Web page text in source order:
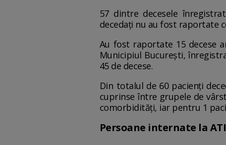
57 dintre decesele
decedați nu au fost raportate
Au fost raportate 15 decese
Municipiul București,
45 de decese.
Din totalul de 60 pacienți
cuprinse între grupele de
comorbidități, iar pentru 1
Persoane internate la ATI